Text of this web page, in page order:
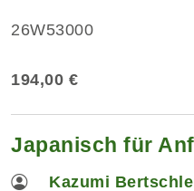
26W53000
194,00 €
Japanisch für
Kazumi